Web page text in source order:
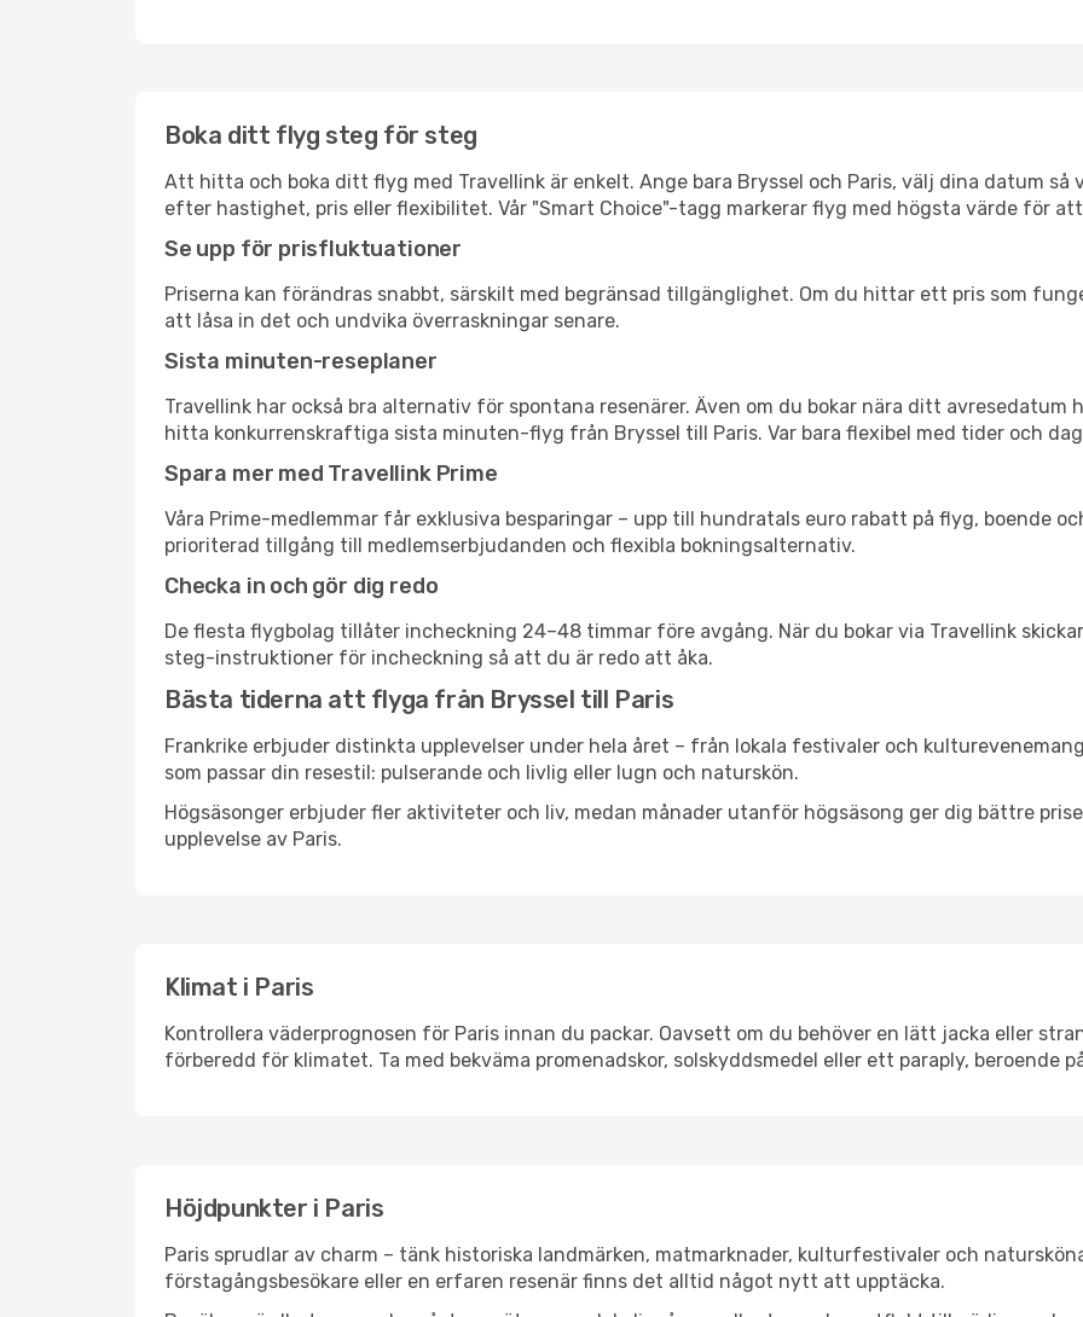
Boka ditt flyg steg för steg
Att hitta och boka ditt flyg med Travellink är enkelt. Ange bara Bryssel och Paris, välj dina datum så
efter hastighet, pris eller flexibilitet. Vår "Smart Choice"-tagg markerar flyg med högsta värde för
Se upp för prisfluktuationer
Priserna kan förändras snabbt, särskilt med begränsad tillgänglighet. Om du hittar ett pris som
att låsa in det och undvika överraskningar senare.
Sista minuten-reseplaner
Travellink har också bra alternativ för spontana resenärer. Även om du bokar nära ditt
hitta konkurrenskraftiga sista minuten-flyg från Bryssel till Paris. Var bara flexibel med tider och
Spara mer med Travellink Prime
Våra Prime-medlemmar får exklusiva besparingar – upp till hundratals euro rabatt på flyg, boende
prioriterad tillgång till medlemserbjudanden och flexibla bokningsalternativ.
Checka in och gör dig redo
De flesta flygbolag tillåter incheckning 24–48 timmar före avgång. När du bokar via Travellink
steg-instruktioner för incheckning så att du är redo att åka.
Bästa tiderna att flyga från Bryssel till Paris
Frankrike erbjuder distinkta upplevelser under hela året – från lokala festivaler och
som passar din resestil: pulserande och livlig eller lugn och naturskön.
Högsäsonger erbjuder fler aktiviteter och liv, medan månader utanför högsäsong ger dig bättre
upplevelse av Paris.
Klimat i Paris
Kontrollera väderprognosen för Paris innan du packar. Oavsett om du behöver en lätt jacka eller
förberedd för klimatet. Ta med bekväma promenadskor, solskyddsmedel eller ett paraply, beroende
Höjdpunkter i Paris
Paris sprudlar av charm – tänk historiska landmärken, matmarknader, kulturfestivaler och
förstagångsbesökare eller en erfaren resenär finns det alltid något nytt att upptäcka.